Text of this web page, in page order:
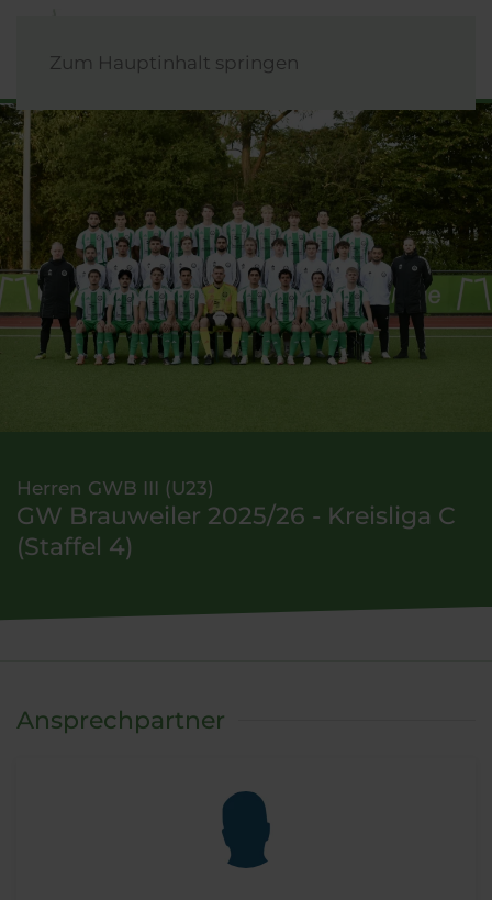
Zum Hauptinhalt springen
Herren GWB III (U23)
GW Brauweiler 2025/26 - Kreisliga C
(Staffel 4)
Ansprechpartner